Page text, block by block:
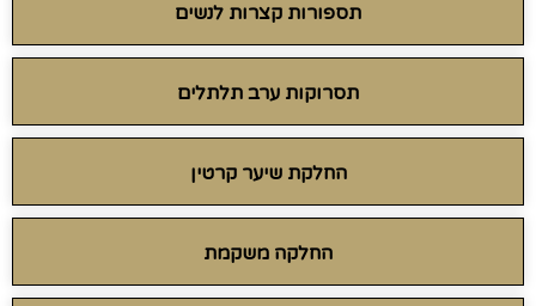
תספורות קצרות לנשים
תסרוקות ערב תלתלים
החלקת שיער קרטין
החלקה משקמת